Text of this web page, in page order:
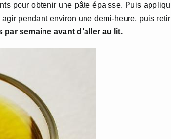
pour obtenir une pâte épaisse. Puis
pendant environ une demi-heure, puis
par semaine avant d’aller au lit.